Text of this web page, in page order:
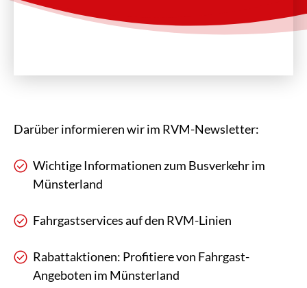
Darüber informieren wir im RVM-Newsletter:
Wichtige Informationen zum Busverkehr im
Münsterland
Fahrgastservices auf den RVM-Linien
Rabattaktionen: Profitiere von Fahrgast-
Angeboten im Münsterland